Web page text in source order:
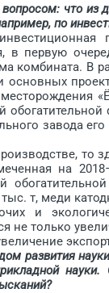
что из
по
в первую
комбината. В
основных
завода
то
на
т, меди
и
не только
развития